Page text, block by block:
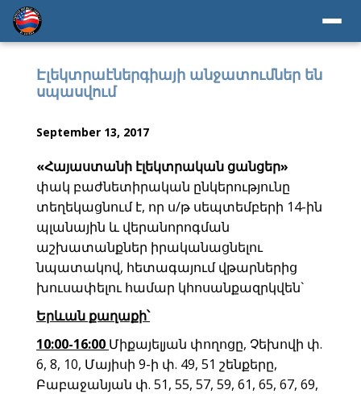
Էլեկտրաէներգիայի անջատումներ են
սպասվում
September 13, 2017
«Հայաստանի էլեկտրական ցանցեր»
փակ բաժնետիրական ընկերությունը
տեղեկացնում է, որ ս/թ սեպտեմբերի 14-ին
պլանային և վերանորոգման
աշխատանքներ իրականացնելու
նպատակով, հետագայում վթարներից
խուսափելու համար կհոսանքազրկվեն`
Երևան քաղաքի՝
10:00-16:00 Միքայելյան փողոցը, Չեխովի փ.
6, 8, 10, Մայիսի 9-ի փ. 49, 51 շենքերը,
Բաբաջանյան փ. 51, 55, 57, 59, 61, 65, 67, 69,